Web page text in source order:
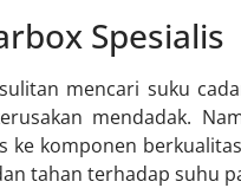
Spesialis
mencari suku
mendadak.
ke komponen
tahan terhadap suhu